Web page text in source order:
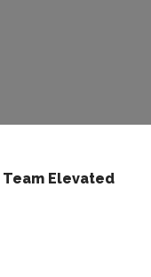
Team Elevated